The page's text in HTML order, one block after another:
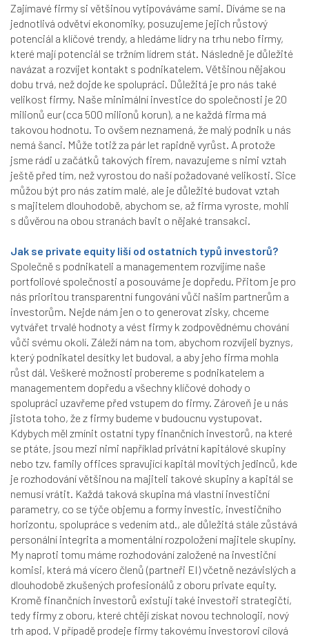
Zajímavé firmy si většinou vytipováváme sami. Díváme se na
jednotlivá odvětví ekonomiky, posuzujeme jejich růstový
potenciál a klíčové trendy, a hledáme lídry na trhu nebo firmy,
které mají potenciál se tržním lídrem stát. Následně je důležité
navázat a rozvíjet kontakt s podnikatelem. Většinou nějakou
dobu trvá, než dojde ke spolupráci. Důležitá je pro nás také
velikost firmy. Naše minimální investice do společnosti je 20
milionů eur (cca 500 milionů korun), a ne každá firma má
takovou hodnotu. To ovšem neznamená, že malý podnik u nás
nemá šanci. Může totiž za pár let rapidně vyrůst. A protože
jsme rádi u začátků takových firem, navazujeme s nimi vztah
ještě před tím, než vyrostou do naší požadované velikosti. Sice
můžou být pro nás zatím malé, ale je důležité budovat vztah
s majitelem dlouhodobě, abychom se, až firma vyroste, mohli
s důvěrou na obou stranách bavit o nějaké transakci.
Jak se private equity liší od ostatních typů investorů?
Společně s podnikateli a managementem rozvíjíme naše
portfoliové společnosti a posouváme je dopředu. Přitom je pro
nás prioritou transparentní fungování vůči našim partnerům a
investorům. Nejde nám jen o to generovat zisky, chceme
vytvářet trvalé hodnoty a vést firmy k zodpovědnému chování
vůči svému okolí. Záleží nám na tom, abychom rozvíjeli byznys,
který podnikatel desítky let budoval, a aby jeho firma mohla
růst dál. Veškeré možnosti probereme s podnikatelem a
managementem dopředu a všechny klíčové dohody o
spolupráci uzavřeme před vstupem do firmy. Zároveň je u nás
jistota toho, že z firmy budeme v budoucnu vystupovat.
Kdybych měl zmínit ostatní typy finančních investorů, na které
se ptáte, jsou mezi nimi například privátní kapitálové skupiny
nebo tzv. family offices spravující kapitál movitých jedinců, kde
je rozhodování většinou na majiteli takové skupiny a kapitál se
nemusí vrátit. Každá taková skupina má vlastní investiční
parametry, co se týče objemu a formy investic, investičního
horizontu, spolupráce s vedením atd., ale důležitá stále zůstává
personální integrita a momentální rozpoložení majitele skupiny.
My naproti tomu máme rozhodování založené na investiční
komisi, která má vícero členů (partneři EI) včetně nezávislých a
dlouhodobě zkušených profesionálů z oboru private equity.
Kromě finančních investorů existují také investoři strategičtí,
tedy firmy z oboru, které chtějí získat novou technologii, nový
trh apod. V případě prodeje firmy takovému investorovi cílová